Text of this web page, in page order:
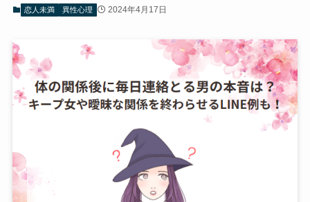
恋人未満 異性心理 2024年4月17日